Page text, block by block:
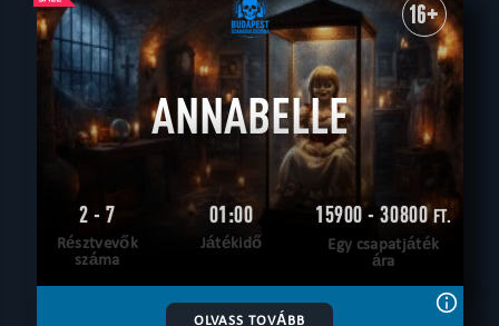
16+
ANNABELLE
2 - 7
Résztvevők
száma
01:00
Játékidő
15900 - 30800FT.
Egy csapatjáték
ára
OLVASS TOVÁBB